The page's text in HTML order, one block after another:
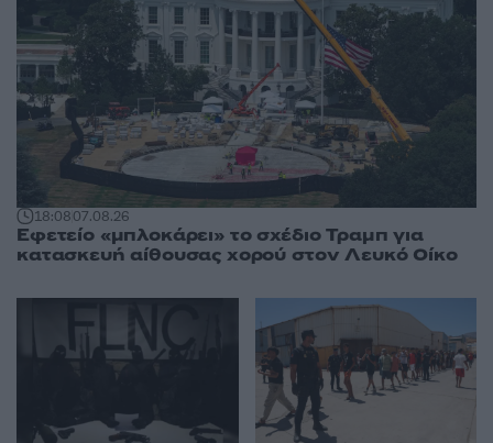
18:0807.08.26
Εφετείο «μπλοκάρει» το σχέδιο Τραμπ για
κατασκευή αίθουσας χορού στον Λευκό Οίκο